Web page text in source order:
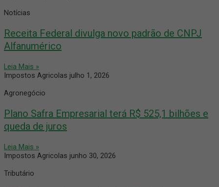
Notícias
Receita Federal divulga novo padrão de CNPJ
Alfanumérico
Leia Mais »
Impostos Agricolas julho 1, 2026
Agronegócio
Plano Safra Empresarial terá R$ 525,1 bilhões e
queda de juros
Leia Mais »
Impostos Agricolas junho 30, 2026
Tributário